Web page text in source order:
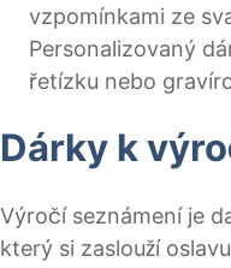
vzpomínkami ze
Personalizovaný
řetízku nebo
Dárky k
Výročí seznámení je
který si zaslouží